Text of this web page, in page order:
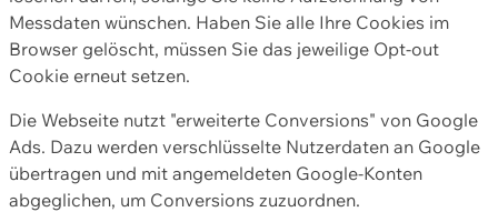
Messdaten wünschen. Haben Sie alle Ihre Cookies im
Browser gelöscht, müssen Sie das jeweilige Opt-out
Cookie erneut setzen.
Die Webseite nutzt "erweiterte Conversions" von Google
Ads. Dazu werden verschlüsselte Nutzerdaten an Google
übertragen und mit angemeldeten Google-Konten
abgeglichen, um Conversions zuzuordnen.